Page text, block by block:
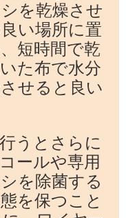
を乾燥させ
い場所に置
短時間で乾
た布で水分
せると良い
うとさらに
ールや専用
を除菌する
を保つこと